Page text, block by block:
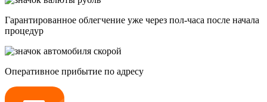
Гарантированное облегчение уже через пол-часа после начала
процедур
Опеpативное прибытие по адресу